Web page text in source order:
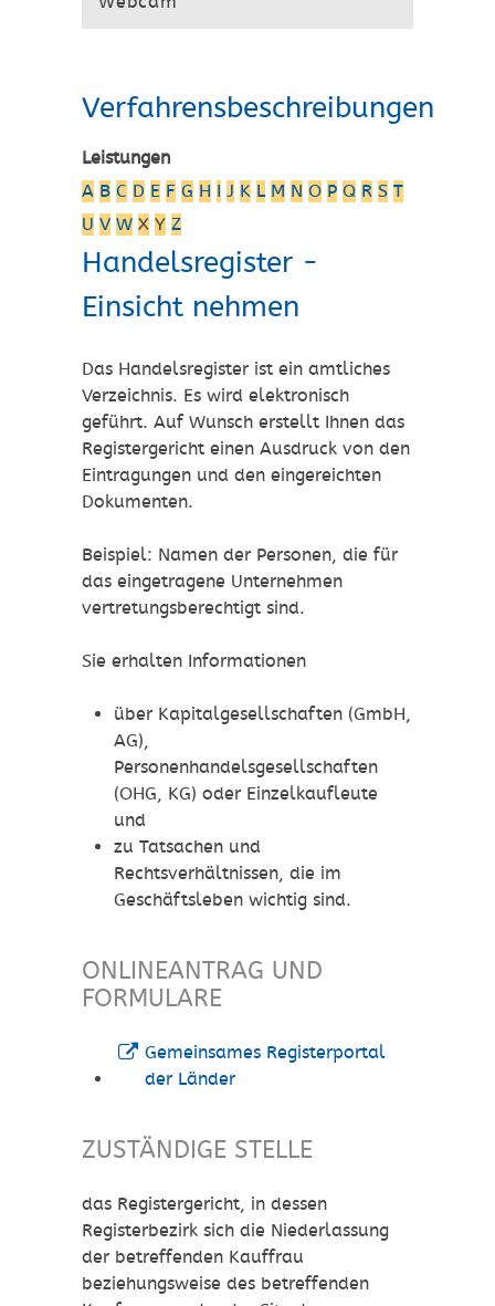
Verfahrensbeschreibungen
Leistungen
A B C D E F G H I J K L M N O P Q R S T
U V W X Y Z
Handelsregister -
Einsicht nehmen
Das Handelsregister ist ein amtliches
Verzeichnis. Es wird elektronisch
geführt. Auf Wunsch erstellt Ihnen das
Registergericht einen Ausdruck von den
Eintragungen und den eingereichten
Dokumenten.
Beispiel: Namen der Personen, die für
das eingetragene Unternehmen
vertretungsberechtigt sind.
Sie erhalten Informationen
über Kapitalgesellschaften (GmbH,
AG),
Personenhandelsgesellschaften
(OHG, KG) oder Einzelkaufleute
und
zu Tatsachen und
Rechtsverhältnissen, die im
Geschäftsleben wichtig sind.
ONLINEANTRAG UND
FORMULARE
Gemeinsames Registerportal
der Länder
ZUSTÄNDIGE STELLE
das Registergericht, in dessen
Registerbezirk sich die Niederlassung
der betreffenden Kauffrau
beziehungsweise des betreffenden